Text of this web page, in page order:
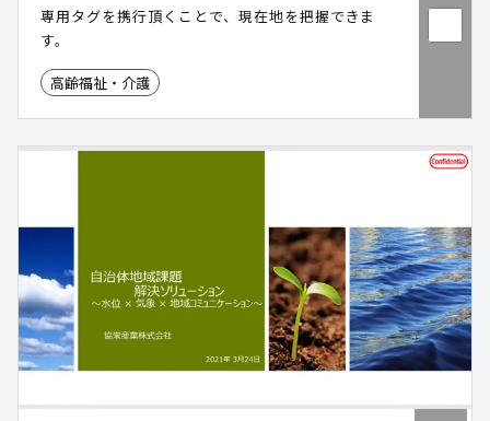
専用タグを携行頂くことで、現在地を把握できま
す。
高齢福祉・介護